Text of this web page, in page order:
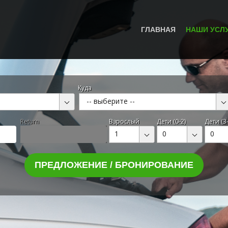
ГЛАВНАЯ НАШИ
Куда
-- выберите --
Return Взрослый
1
Дети (0-2)
0
Дети
0
ПРЕДЛОЖЕНИЕ / БРОНИРОВАНИЕ